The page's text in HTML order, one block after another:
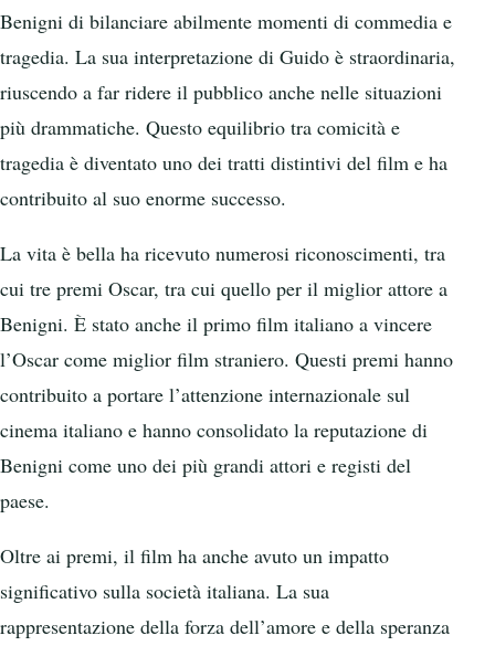
Benigni di bilanciare abilmente momenti di commedia e
tragedia. La sua interpretazione di Guido è straordinaria,
riuscendo a far ridere il pubblico anche nelle situazioni
più drammatiche. Questo equilibrio tra comicità e
tragedia è diventato uno dei tratti distintivi del film e ha
contribuito al suo enorme successo.
La vita è bella ha ricevuto numerosi riconoscimenti, tra
cui tre premi Oscar, tra cui quello per il miglior attore a
Benigni. È stato anche il primo film italiano a vincere
l’Oscar come miglior film straniero. Questi premi hanno
contribuito a portare l’attenzione internazionale sul
cinema italiano e hanno consolidato la reputazione di
Benigni come uno dei più grandi attori e registi del
paese.
Oltre ai premi, il film ha anche avuto un impatto
significativo sulla società italiana. La sua
rappresentazione della forza dell’amore e della speranza